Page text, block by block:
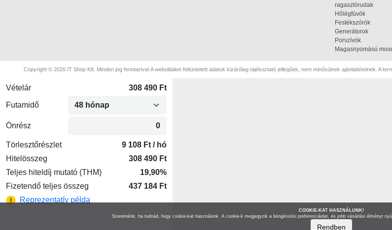
ragasztórudak
Hőlégfúvók
Festékszórók
Generátorok
Porszívók
Magasnyomású
Copyright © 2026 IT Shop Kft. Minden jog fenntartva! A weboldalon feltüntetett adatok kizárólag tájékoztató jellegűek, nem minősülnek ajánlattételnek. A
COOKIE-KAT HASZNÁLUNK!
Szeretnénk, ha tudnád, hogy cookie-kat használunk. A cookie-k megjegyzik a böngészési preferenciáidat, és jobb vásárlási élményt
Rendben